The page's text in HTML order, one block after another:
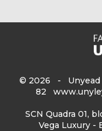
© 2026 - Unyead
82
SCN Quadra 01,
Vega Luxury -